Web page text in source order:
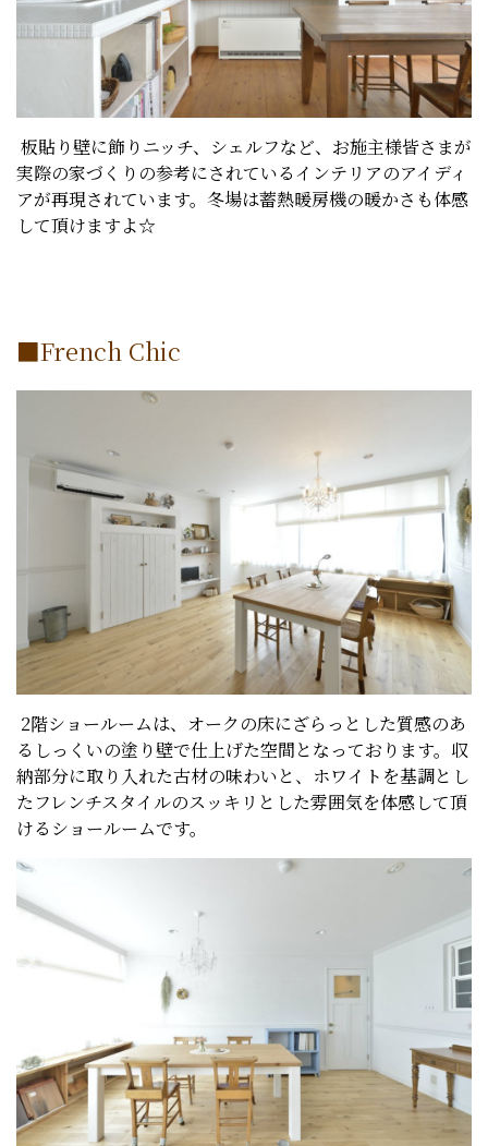
板貼り壁に飾りニッチ、シェルフなど、お施主様皆さまが
実際の家づくりの参考にされているインテリアのアイディ
アが再現されています。冬場は蓄熱暖房機の暖かさも体感
して頂けますよ☆
■French Chic
2階ショールームは、オークの床にざらっとした質感のあ
るしっくいの塗り壁で仕上げた空間となっております。収
納部分に取り入れた古材の味わいと、ホワイトを基調とし
たフレンチスタイルのスッキリとした雰囲気を体感して頂
けるショールームです。